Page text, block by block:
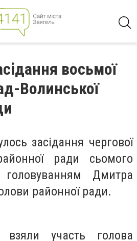
восьмої
Волинської
засідання чергової
ради сьомого
Дмитра
районної ради.
взяли участь голова